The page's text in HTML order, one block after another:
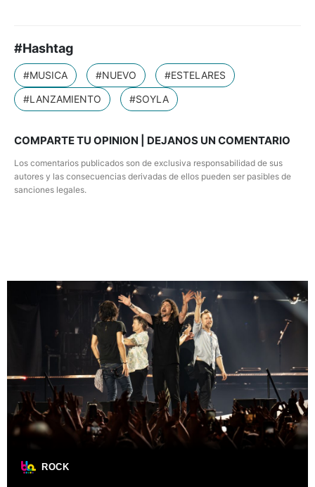
#Hashtag
#MUSICA #NUEVO
#ESTELARES
#LANZAMIENTO
#SOYLA
COMPARTE TU OPINION | DEJANOS UN COMENTARIO
Los comentarios publicados son de exclusiva responsabilidad de sus
autores y las consecuencias derivadas de ellos pueden ser pasibles de
sanciones legales.
ROCK